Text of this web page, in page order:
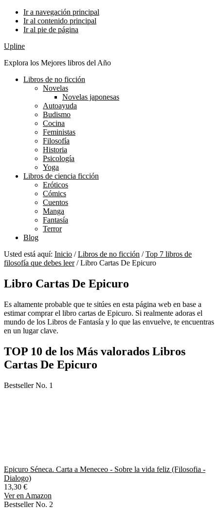
Ir a navegación principal
Ir al contenido principal
Ir al pie de página
Upline
Explora los Mejores libros del Año
Libros de no ficción
Novelas
Novelas japonesas
Autoayuda
Budismo
Cocina
Feministas
Filosofía
Historia
Psicología
Yoga
Libros de ciencia ficción
Eróticos
Cómics
Cuentos
Manga
Fantasía
Terror
Blog
Usted está aquí: Inicio / Libros de no ficción / Top 7 libros de
filosofía que debes leer /Libro Cartas De Epicuro
Libro Cartas De Epicuro
Es altamente probable que te sitúes en esta página web en base a
estimar comprar el libro cartas de Epicuro. Si realmente adoras el
mundo de los Libros de Fantasía y lo que las envuelve, te encuentras
en un lugar clave.
TOP 10 de los Más valorados Libros
Cartas De Epicuro
Bestseller No. 1
Epicuro Séneca. Carta a Meneceo - Sobre la vida feliz (Filosofia -
Dialogo)
13,30 €
Ver en Amazon
Bestseller No. 2